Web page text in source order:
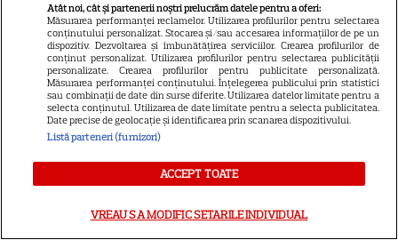
Ghidul udării corecte pe timp
de caniculă: când, cât şi cum
udăm plantele
Atât noi, cât și partenerii noștri prelucrăm datele pentru a oferi:
Măsurarea performanței reclamelor. Utilizarea profilurilor pentru selectarea
conținutului personalizat. Stocarea și/sau accesarea informațiilor de pe un
dispozitiv. Dezvoltarea și îmbunătățirea serviciilor. Crearea profilurilor de
conținut personalizat. Utilizarea profilurilor pentru selectarea publicității
personalizate. Crearea profilurilor pentru publicitate personalizată.
Măsurarea performanței conținutului. Înțelegerea publicului prin statistici
sau combinații de date din surse diferite. Utilizarea datelor limitate pentru a
selecta conținutul. Utilizarea de date limitate pentru a selecta publicitatea.
Date precise de geolocație și identificarea prin scanarea dispozitivului.
Listă parteneri (furnizori)
ACCEPT TOATE
VREAU SA MODIFIC SETARILE INDIVIDUAL